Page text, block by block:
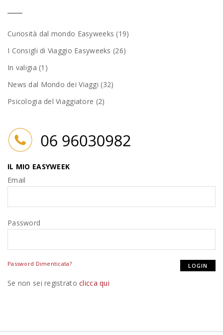
Curiosità dal mondo Easyweeks (19)
I Consigli di Viaggio Easyweeks (26)
In valigia (1)
News dal Mondo dei Viaggi (32)
Psicologia del Viaggiatore (2)
IL MIO EASYWEEK
Email
Password
Password Dimenticata?
Se non sei registratoclicca qui